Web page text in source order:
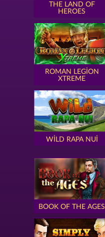
THE LAND OF
HEROES
ROMAN LEGION
XTREME
WILD RAPA NUI
BOOK OF THE AGES